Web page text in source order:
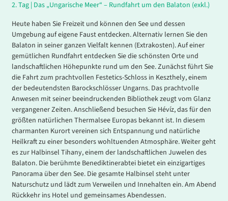
2.Tag | Das „Ungarische Meer“ – Rundfahrt um den Balaton (exkl.)
Heute haben Sie Freizeit und können den See und dessen
Umgebung auf eigene Faust entdecken. Alternativ lernen Sie den
Balaton in seiner ganzen Vielfalt kennen (Extrakosten). Auf einer
gemütlichen Rundfahrt entdecken Sie die schönsten Orte und
landschaftlichen Höhepunkte rund um den See. Zunächst führt Sie
die Fahrt zum prachtvollen Festetics-Schloss in Keszthely, einem
der bedeutendsten Barockschlösser Ungarns. Das prachtvolle
Anwesen mit seiner beeindruckenden Bibliothek zeugt vom Glanz
vergangener Zeiten. Anschließend besuchen Sie Hévíz, das für den
größten natürlichen Thermalsee Europas bekannt ist. In diesem
charmanten Kurort vereinen sich Entspannung und natürliche
Heilkraft zu einer besonders wohltuenden Atmosphäre. Weiter geht
es zur Halbinsel Tihany, einem der landschaftlichen Juwelen des
Balaton. Die berühmte Benediktinerabtei bietet ein einzigartiges
Panorama über den See. Die gesamte Halbinsel steht unter
Naturschutz und lädt zum Verweilen und Innehalten ein. Am Abend
Rückkehr ins Hotel und gemeinsames Abendessen.